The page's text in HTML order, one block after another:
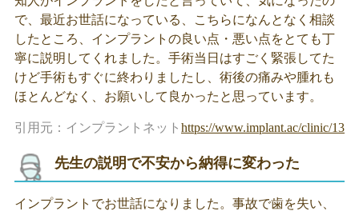
で、最近お世話になっている、こちらになんとなく相談
したところ、インプラントの良い点・悪い点をとても丁
寧に説明してくれました。手術当日はすごく緊張してた
けど手術もすぐに終わりましたし、術後の痛みや腫れも
ほとんどなく、お願いして良かったと思っています。
引用元：インプラントネット https://www.implant.ac/clinic/
先生の説明で不安から納得に変わった
インプラントでお世話になりました。事故で歯を失い、